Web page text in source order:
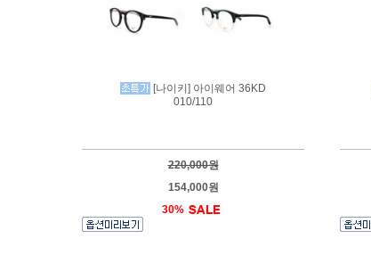
[나이키] 아이웨어 36KD
010/110
220,000원
154,000원
30%